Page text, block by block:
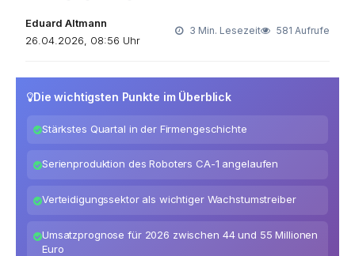
Eduard Altmann
26.04.2026, 08:56 Uhr
3 Min. Lesezeit 581 Aufrufe
Die wichtigsten Punkte im Überblick
Stärkstes Quartal in der Firmengeschichte
Serienproduktion des Roboters CA-1 angelaufen
Verteidigungssektor als wichtiger Wachstumstreiber
Umsatzprognose für 2026 zwischen 44 und 55 Millionen
Euro